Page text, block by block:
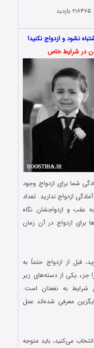
۲۱۸۴۷۵ بازدید
نشود و ازدواج نکنید!
در شرایط خاص
شما برای ازدواج وجود
ازدواج ندارید. تعداد
عقب و ازدواجشان نگاه
برای ازدواج در آن زمان
قبل از ازدواج حتماً به
جزء یکی از دسته‌های زیر
شرایط به نفعتان است.
معرفی شده‌اند عمل
می‌کنید، باید متوجه